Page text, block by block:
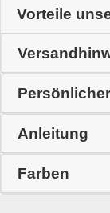
Vorteile
Anleitung
Farben